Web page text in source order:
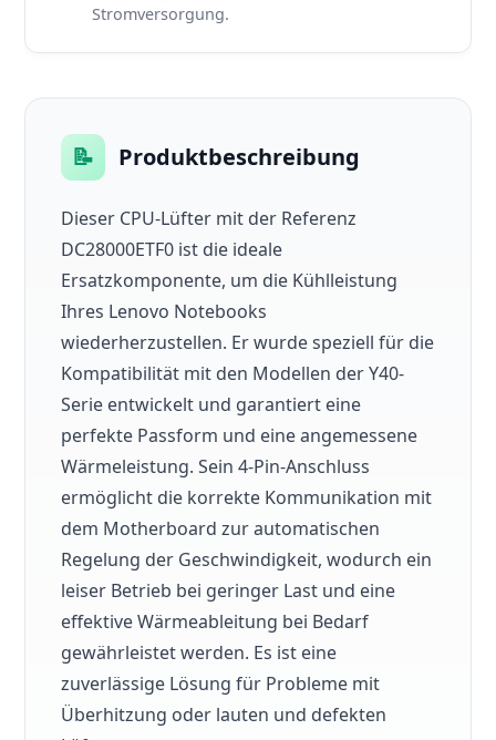
Stromversorgung.
📝 Produktbeschreibung
Dieser CPU-Lüfter mit der Referenz
DC28000ETF0 ist die ideale
Ersatzkomponente, um die Kühlleistung
Ihres Lenovo Notebooks
wiederherzustellen. Er wurde speziell für die
Kompatibilität mit den Modellen der Y40-
Serie entwickelt und garantiert eine
perfekte Passform und eine angemessene
Wärmeleistung. Sein 4-Pin-Anschluss
ermöglicht die korrekte Kommunikation mit
dem Motherboard zur automatischen
Regelung der Geschwindigkeit, wodurch ein
leiser Betrieb bei geringer Last und eine
effektive Wärmeableitung bei Bedarf
gewährleistet werden. Es ist eine
zuverlässige Lösung für Probleme mit
Überhitzung oder lauten und defekten